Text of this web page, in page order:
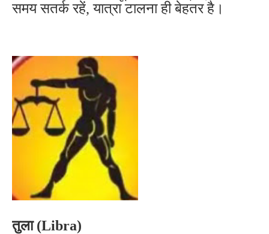
समय सतर्क रहें, यात्रा टालना ही बेहतर है।
तुला (Libra)